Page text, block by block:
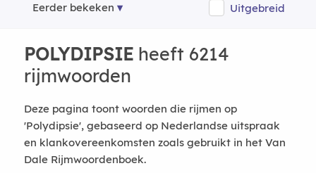
Eerder bekeken Uitgebreid
POLYDIPSIEheeft 6214
rijmwoorden
Deze pagina toont woorden die rijmen op
'Polydipsie', gebaseerd op Nederlandse uitspraak
en klankovereenkomsten zoals gebruikt in het Van
Dale Rijmwoordenboek.